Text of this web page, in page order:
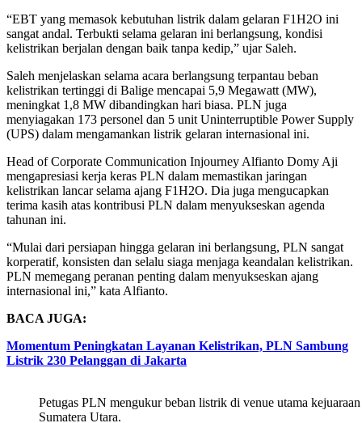
“EBT yang memasok kebutuhan listrik dalam gelaran F1H2O ini
sangat andal. Terbukti selama gelaran ini berlangsung, kondisi
kelistrikan berjalan dengan baik tanpa kedip,” ujar Saleh.
Saleh menjelaskan selama acara berlangsung terpantau beban
kelistrikan tertinggi di Balige mencapai 5,9 Megawatt (MW),
meningkat 1,8 MW dibandingkan hari biasa. PLN juga
menyiagakan 173 personel dan 5 unit Uninterruptible Power Supply
(UPS) dalam mengamankan listrik gelaran internasional ini.
Head of Corporate Communication Injourney Alfianto Domy Aji
mengapresiasi kerja keras PLN dalam memastikan jaringan
kelistrikan lancar selama ajang F1H2O. Dia juga mengucapkan
terima kasih atas kontribusi PLN dalam menyukseskan agenda
tahunan ini.
“Mulai dari persiapan hingga gelaran ini berlangsung, PLN sangat
korperatif, konsisten dan selalu siaga menjaga keandalan kelistrikan.
PLN memegang peranan penting dalam menyukseskan ajang
internasional ini,” kata Alfianto.
BACA JUGA:
Momentum Peningkatan Layanan Kelistrikan, PLN Sambung
Listrik 230 Pelanggan di Jakarta
Petugas PLN mengukur beban listrik di venue utama
Sumatera Utara.